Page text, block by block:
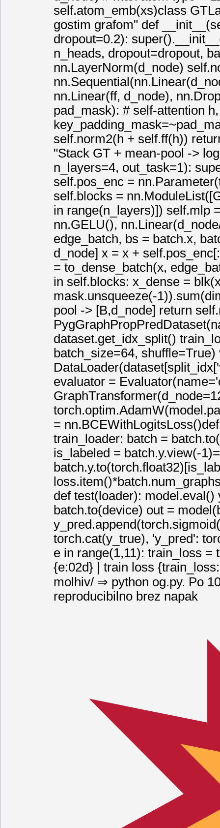
self.atom_emb(xs)class
gostim grafom" def
dropout=0.2):
n_heads, dropout=dropout,
nn.LayerNorm(d_node)
nn.Linear(ff, d_node),
pad_mask): # self-attention
self.norm2(h + self.ff(h))
"Stack GT + mean-pool ->
n_layers=4, out_task=1):
self.pos_enc =
self.blocks =
in range(n_layers)]) self.mlp
nn.GELU(),
edge_batch, bs = batch.x,
d_node] x = x +
= to_dense_batch(x,
in self.blocks: x_dense =
mask.unsqueeze(-
pool -> [B,d_node] return
dataset.get_idx_split()
batch_size=64,
evaluator =
=
train_loader: batch =
is_labeled = batch.y.view(-
def test(loader):
batch.to(device) out =
torch.cat(y_true), 'y_pred':
e in range(1,11): train_loss
{e:02d} | train loss
molhiv/ ⇒ python og.py. Po
reproducibilno brez napak